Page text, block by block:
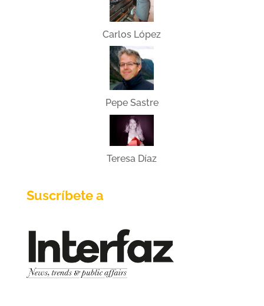
Carlos López
Pepe Sastre
Teresa Díaz
Suscríbete a